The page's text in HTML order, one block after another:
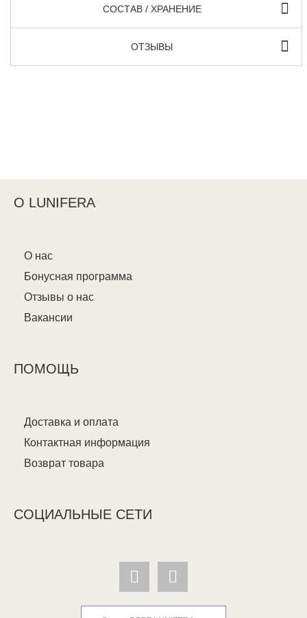
СОСТАВ / ХРАНЕНИЕ
ОТЗЫВЫ
О LUNIFERA
О нас
Бонусная программа
Отзывы о нас
Вакансии
ПОМОЩЬ
Доставка и оплата
Контактная информация
Возврат товара
СОЦИАЛЬНЫЕ СЕТИ